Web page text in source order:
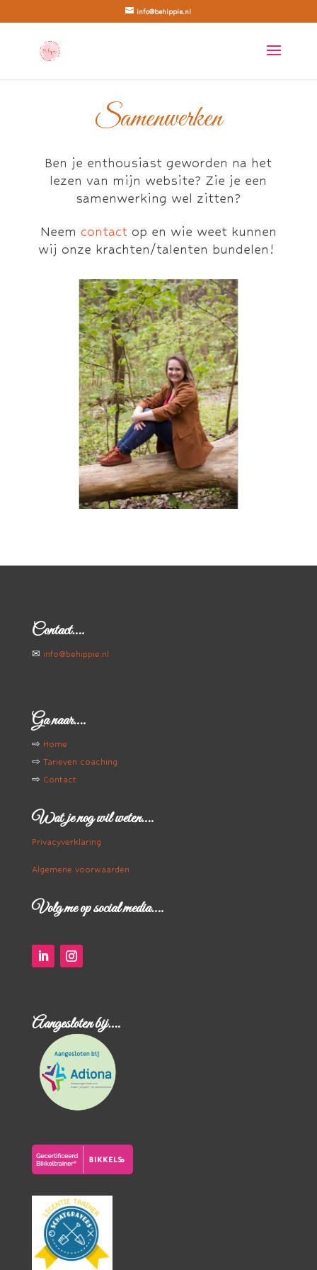
info@behippie.nl
Samenwerken
Ben je enthousiast geworden na het
lezen van mijn website? Zie je een
samenwerking wel zitten?
Neem contactop en wie weet kunnen
wij onze krachten/talenten bundelen!
Contact….
✉ info@behippie.nl
Ga naar….
⇨ Home
⇨ Tarieven coaching
⇨ Contact
Wat je nog wil weten….
Privacyverklaring
Algemene voorwaarden
Volg me op social media….
Aangesloten bij….